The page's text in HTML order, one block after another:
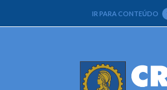
IR PARA CONTEÚDO